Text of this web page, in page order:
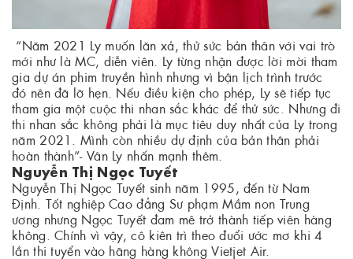
“Năm 2021 Ly muốn lăn xả, thử sức bản thân với vai trò
mới như là MC, diễn viên. Ly từng nhận được lời mời tham
gia dự án phim truyền hình nhưng vì bận lịch trình trước
đó nên đã lỡ hẹn. Nếu điều kiện cho phép, Ly sẽ tiếp tục
tham gia một cuộc thi nhan sắc khác để thử sức. Nhưng đi
thi nhan sắc không phải là mục tiêu duy nhất của Ly trong
năm 2021. Mình còn nhiều dự định của bản thân phải
hoàn thành”- Vân Ly nhấn mạnh thêm.
Nguyễn Thị Ngọc Tuyết
Nguyễn Thị Ngọc Tuyết sinh năm 1995, đến từ Nam
Định. Tốt nghiệp Cao đẳng Sư phạm Mầm non Trung
ương nhưng Ngọc Tuyết đam mê trở thành tiếp viên hàng
không. Chính vì vậy, cô kiên trì theo đuổi ước mơ khi 4
lần thi tuyển vào hãng hàng không Vietjet Air.